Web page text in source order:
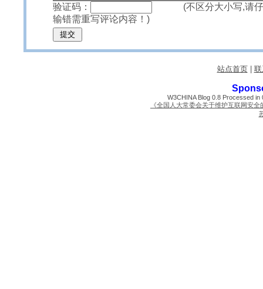
验证码：
(不区分大小写,请
输错需重写评论内容！)
站点首页|
W3CHINA Blog 0.8 Processed
《全国人大常委会关于维护互联网安全